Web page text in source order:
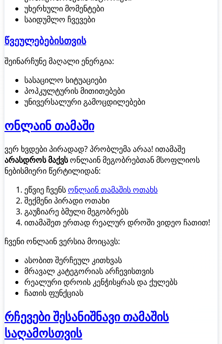
უხერხული მომენტები
საიდუმლო ჩვევები
წვეულებებისთვის
შეინარჩუნე მაღალი ენერგია:
სასაცილო სიტუაციები
პოპკულტურის მითითებები
უნივერსალური გამოცდილებები
ონლაინ თამაში
ვერ ხვდები პირადად? პრობლემა არაა! ითამაშე
არასდროს მაქვსონლაინ მეგობრებთან მსოფლიოს
ნებისმიერი წერტილიდან:
ეწვიე ჩვენსონლაინ თამაშის ოთახს
შექმენი პირადი ოთახი
გაუზიარე ბმული მეგობრებს
ითამაშეთ ერთად რეალურ დროში ვიდეო ჩათით!
ჩვენი ონლაინ ვერსია მოიცავს:
ასობით შერჩეულ კითხვას
მრავალ კატეგორიას არჩევისთვის
რეალური დროის კენჭისყრას და ქულებს
ჩათის ფუნქციას
რჩევები შესანიშნავი თამაშის
საღამოსთვის